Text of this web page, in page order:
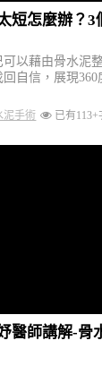
短怎麼辦？
可以藉由骨水泥
回自信，展現360
泥手術 已有
醫師講解-骨